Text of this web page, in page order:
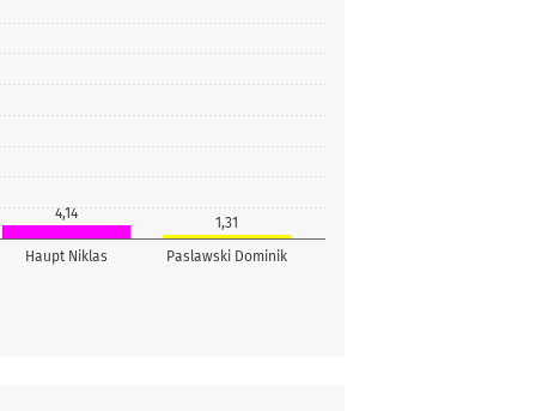
Haupt Niklas Paslawski Dominik
4,14
1,31